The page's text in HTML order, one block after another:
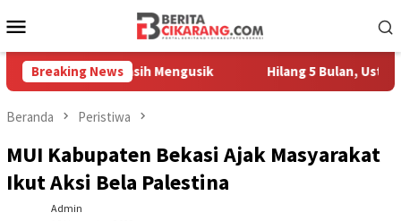
ke
Mobile
Breaking News
Masih Mengusik Hilang 5 Bulan, Ustadz Ujang
Beranda Peristiwa
MUI Kabupaten Bekasi Ajak Masyarakat
Ikut Aksi Bela Palestina
Admin